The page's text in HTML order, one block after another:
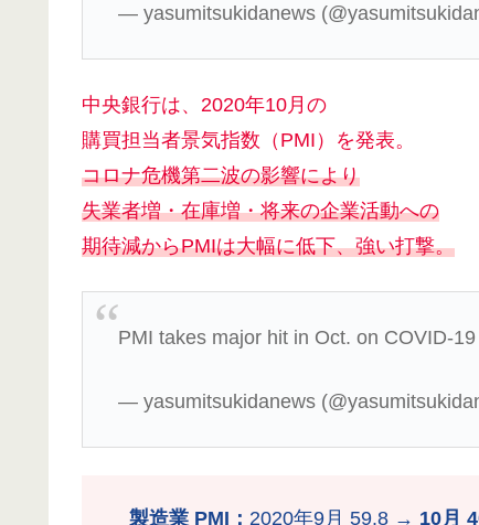
— yasumitsukidanews
中央銀行は、2020年10月の
購買担当者景気指数（PMI）を発表。
コロナ危機第二波の影響により
失業者増・在庫増・将来の企業活動への
期待減からPMIは大幅に低下、強い打撃。
PMI takes major hit in Oct. on COVID-
— yasumitsukidanews
製造業 PMI： 2020年9月 59.8 → 10月